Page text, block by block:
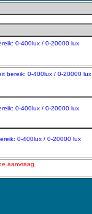
0-400lux / 0-20000 lux
bereik: 0-400lux / 0-20000 lux
0-400lux / 0-20000 lux
0-400lux / 0-20000 lux
aanvraag